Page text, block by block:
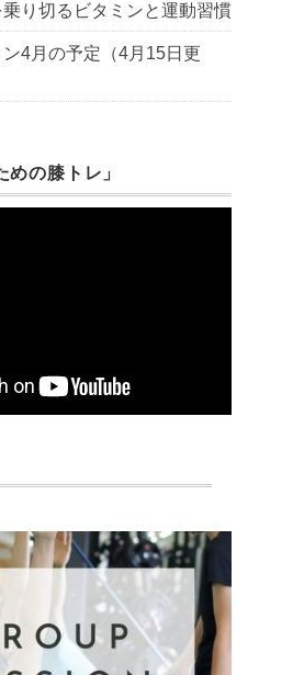
り切るビタミンと運動習慣
4月の予定（4月15日更
の膝トレ」